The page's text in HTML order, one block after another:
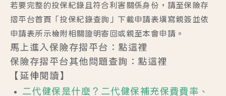
若要完整的投保紀錄且符合利害關係身份，請至保險存
摺平台首頁「投保紀錄查詢」下載申請表填寫親簽並依
申請表所示檢附相關證明寄回或親至本會申請。
馬上進入保險存摺平台： 點這裡
保險存摺平台其他問題查詢： 點這裡
【延伸閱讀】
二代健保是什麼？二代健保補充保費費率、